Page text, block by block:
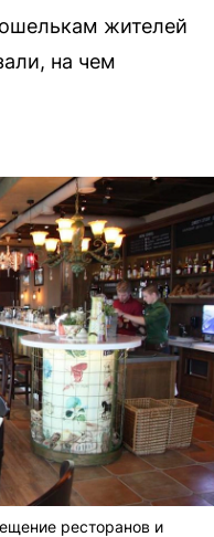
жителей
на чем
ресторанов и